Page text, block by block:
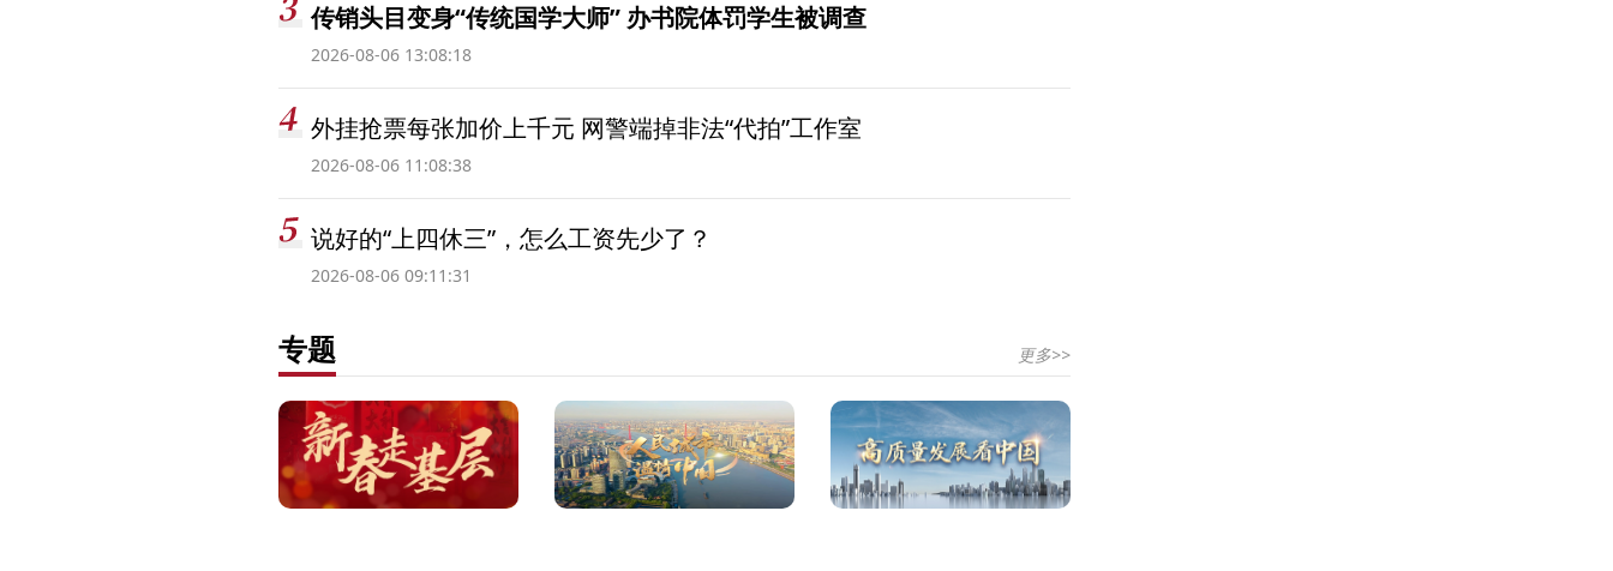
传销头目变身“传统国学大师” 办书院体罚学生被调查
2026-08-06 13:08:18
外挂抢票每张加价上千元 网警端掉非法“代拍”工作室
2026-08-06 11:08:38
说好的“上四休三”，怎么工资先少了？
2026-08-06 09:11:31
专题 更多>>